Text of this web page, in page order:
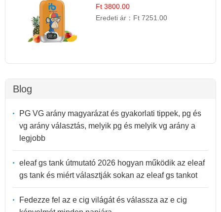
Gyümölcs Íz
Ft 3800.00
Eredeti ár： Ft 7251.00
Blog
PG VG arány magyarázat és gyakorlati tippek, pg és
vg arány választás, melyik pg és melyik vg arány a
legjobb
eleaf gs tank útmutató 2026 hogyan működik az eleaf
gs tank és miért választják sokan az eleaf gs tankot
Fedezze fel az e cig világát és válassza az e cig